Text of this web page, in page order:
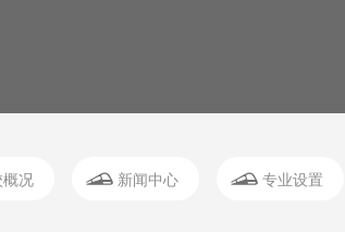
况 新闻中心 专业设置